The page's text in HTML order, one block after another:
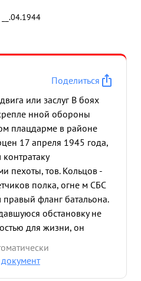
__.04.1944
Поделиться
или заслуг В боях
нной обороны
плацдарме в районе
17 апреля 1945 года,
пехоты, тов. Кольцов -
полка, огне м СБС
фланг батальона.
обстановку не
для жизни, он
во фланг противнику
,благодаря чему